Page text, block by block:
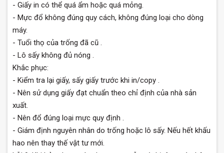
- Giấy in có thể quá ẩm hoặc quá mỏng.
- Mực đổ không đúng quy cách, không đúng loại cho dòng
máy.
- Tuổi thọ của trống đã cũ .
- Lô sấy không đủ nóng .
Khắc phục:
- Kiểm tra lại giấy, sấy giấy trước khi in/copy .
- Nên sử dụng giấy đạt chuẩn theo chỉ định của nhà sản
xuất.
- Nên đổ đúng loại mực quy định .
- Giám định nguyên nhân do trống hoặc lô sấy. Nếu hết khấu
hao nên thay thế vật tư mới.